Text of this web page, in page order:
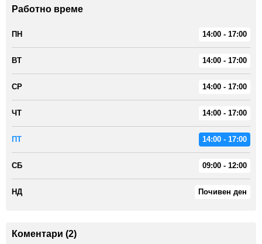
Работно време
ПН 14:00 - 17:00
ВТ 14:00 - 17:00
СР 14:00 - 17:00
ЧТ 14:00 - 17:00
ПТ 14:00 - 17:00
СБ 09:00 - 12:00
НД Почивен ден
Коментари (2)